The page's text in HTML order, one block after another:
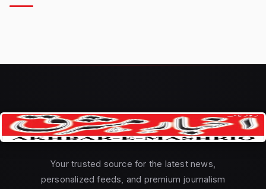
Your trusted source for the latest news,
personalized feeds, and premium journalism